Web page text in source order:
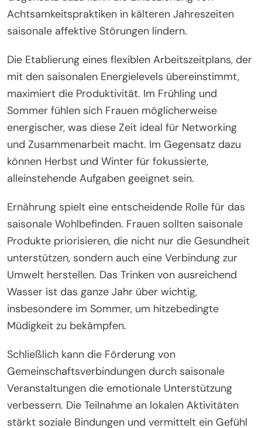
Welche Strategien können Frauen umsetzen,
um das Wohlbefinden im Laufe des Jahres
aufrechtzuerhalten?
Frauen können verschiedene Strategien umsetzen,
um das Wohlbefinden im Laufe des Jahres
aufrechtzuerhalten, indem sie sich an saisonale
Veränderungen anpassen. Die Betonung von
Selbstpflegeroutinen, die auf saisonale
Veränderungen zugeschnitten sind, verbessert die
psychische und körperliche Gesundheit.
Beispielsweise fördert die Teilnahme an Outdoor-
Aktivitäten in den wärmeren Monaten die
körperliche Fitness und soziale Interaktion. Im
Gegensatz dazu kann die Einbeziehung von
Achtsamkeitspraktiken in kälteren Jahreszeiten
saisonale affektive Störungen lindern.
Die Etablierung eines flexiblen Arbeitszeitplans, der
mit den saisonalen Energielevels übereinstimmt,
maximiert die Produktivität. Im Frühling und
Sommer fühlen sich Frauen möglicherweise
energischer, was diese Zeit ideal für Networking
und Zusammenarbeit macht. Im Gegensatz dazu
können Herbst und Winter für fokussierte,
alleinstehende Aufgaben geeignet sein.